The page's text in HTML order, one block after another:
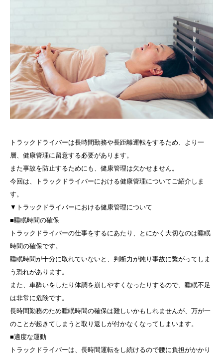
トラックドライバーは長時間勤務や長距離運転をするため、より一
層、健康管理に留意する必要があります。
また事故を防止するためにも、健康管理は欠かせません。
今回は、トラックドライバーにおける健康管理についてご紹介しま
す。
▼トラックドライバーにおける健康管理について
■睡眠時間の確保
トラックドライバーの仕事をするにあたり、とにかく大切なのは睡眠
時間の確保です。
睡眠時間が十分に取れていないと、判断力が鈍り事故に繋がってしま
う恐れがあります。
また、車酔いをしたり体調を崩しやすくなったりするので、睡眠不足
は非常に危険です。
長時間勤務のため睡眠時間の確保は難しいかもしれませんが、万が一
のことが起きてしまうと取り返しが付かなくなってしまいます。
■適度な運動
トラックドライバーは、長時間運転をし続けるので腰に負担がかかり